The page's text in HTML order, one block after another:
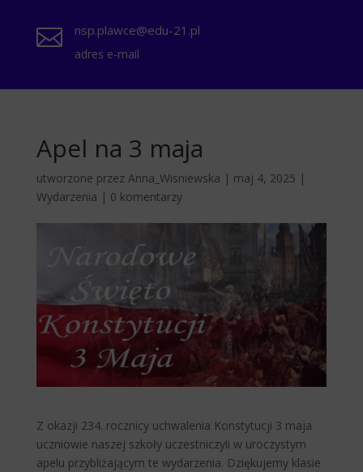
 nsp.plawce@edu-21.pl
adres e-mail
Apel na 3 maja
utworzone przez Anna_Wisniewska | maj 4, 2025 |
Wydarzenia | 0 komentarzy
Z okazji 234. rocznicy uchwalenia Konstytucji 3 maja
uczniowie naszej szkoły uczestniczyli w uroczystym
apelu przybliżającym te wydarzenia. Dziękujemy klasie